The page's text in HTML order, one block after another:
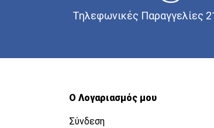
Τηλεφωνικές Παραγγελίες
Ο Λογαριασμός μου
Σύνδεση